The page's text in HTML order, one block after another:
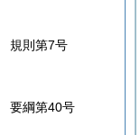
規則第7号
要綱第40号